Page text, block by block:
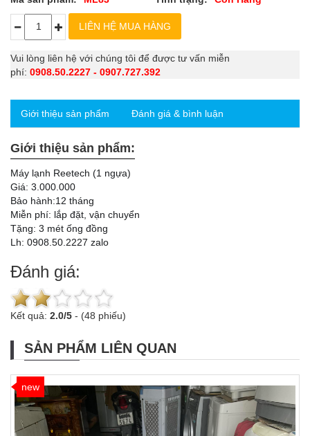
Vui lòng liên hệ với chúng tôi để được tư vấn miễn
phí: 0908.50.2227 - 0907.727.392
Giới thiệu sản phẩm Đánh giá & bình luận
Giới thiệu sản phẩm:
Máy lạnh Reetech (1 ngựa)
Giá: 3.000.000
Bảo hành:12 tháng
Miễn phí: lắp đặt, vận chuyển
Tặng: 3 mét ống đồng
Lh: 0908.50.2227 zalo
Đánh giá:
Kết quả: 2.0/5 - (48 phiếu)
SẢN PHẨM LIÊN QUAN
new